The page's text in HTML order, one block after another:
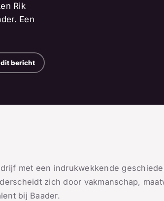
Rik
Een
dit bericht
met een indrukwekkende
zich door vakmanschap,
bij Baader.